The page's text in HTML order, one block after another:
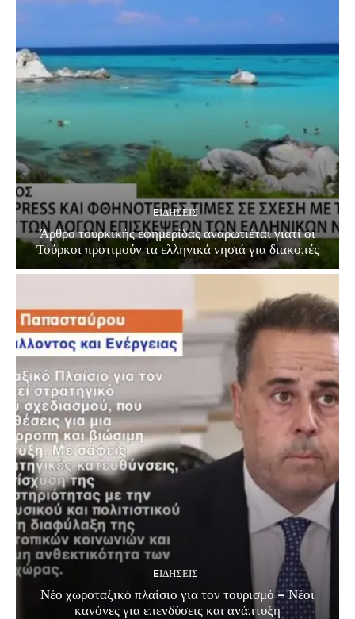
EΙΔΗΣΕΙΣ
Άρθρο τουρκικής εφημερίδας αναρωτιέται γιατί οι
Τούρκοι προτιμούν τα ελληνικά νησιά για διακοπές
EΙΔΗΣΕΙΣ
Νέο χωροταξικό πλαίσιο για τον τουρισμό – Νέοι
κανόνες για επενδύσεις και ανάπτυξη